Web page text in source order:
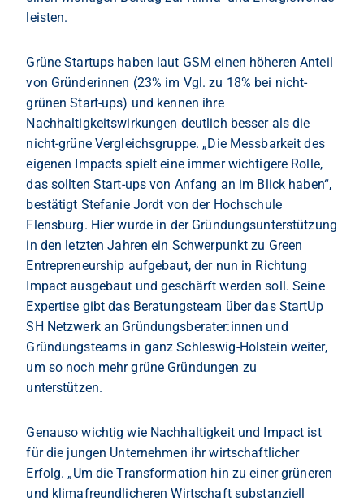
leisten.
Grüne Startups haben laut GSM einen höheren Anteil
von Gründerinnen (23% im Vgl. zu 18% bei nicht-
grünen Start-ups) und kennen ihre
Nachhaltigkeitswirkungen deutlich besser als die
nicht-grüne Vergleichsgruppe. „Die Messbarkeit des
eigenen Impacts spielt eine immer wichtigere Rolle,
das sollten Start-ups von Anfang an im Blick haben“,
bestätigt Stefanie Jordt von der Hochschule
Flensburg. Hier wurde in der Gründungsunterstützung
in den letzten Jahren ein Schwerpunkt zu Green
Entrepreneurship aufgebaut, der nun in Richtung
Impact ausgebaut und geschärft werden soll. Seine
Expertise gibt das Beratungsteam über das StartUp
SH Netzwerk an Gründungsberater:innen und
Gründungsteams in ganz Schleswig-Holstein weiter,
um so noch mehr grüne Gründungen zu
unterstützen.
Genauso wichtig wie Nachhaltigkeit und Impact ist
für die jungen Unternehmen ihr wirtschaftlicher
Erfolg. „Um die Transformation hin zu einer grüneren
und klimafreundlicheren Wirtschaft substanziell